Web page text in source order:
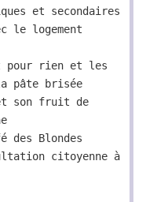
et secondaires
le logement
pour rien et les
pâte brisée
son fruit de
des Blondes
citoyenne à